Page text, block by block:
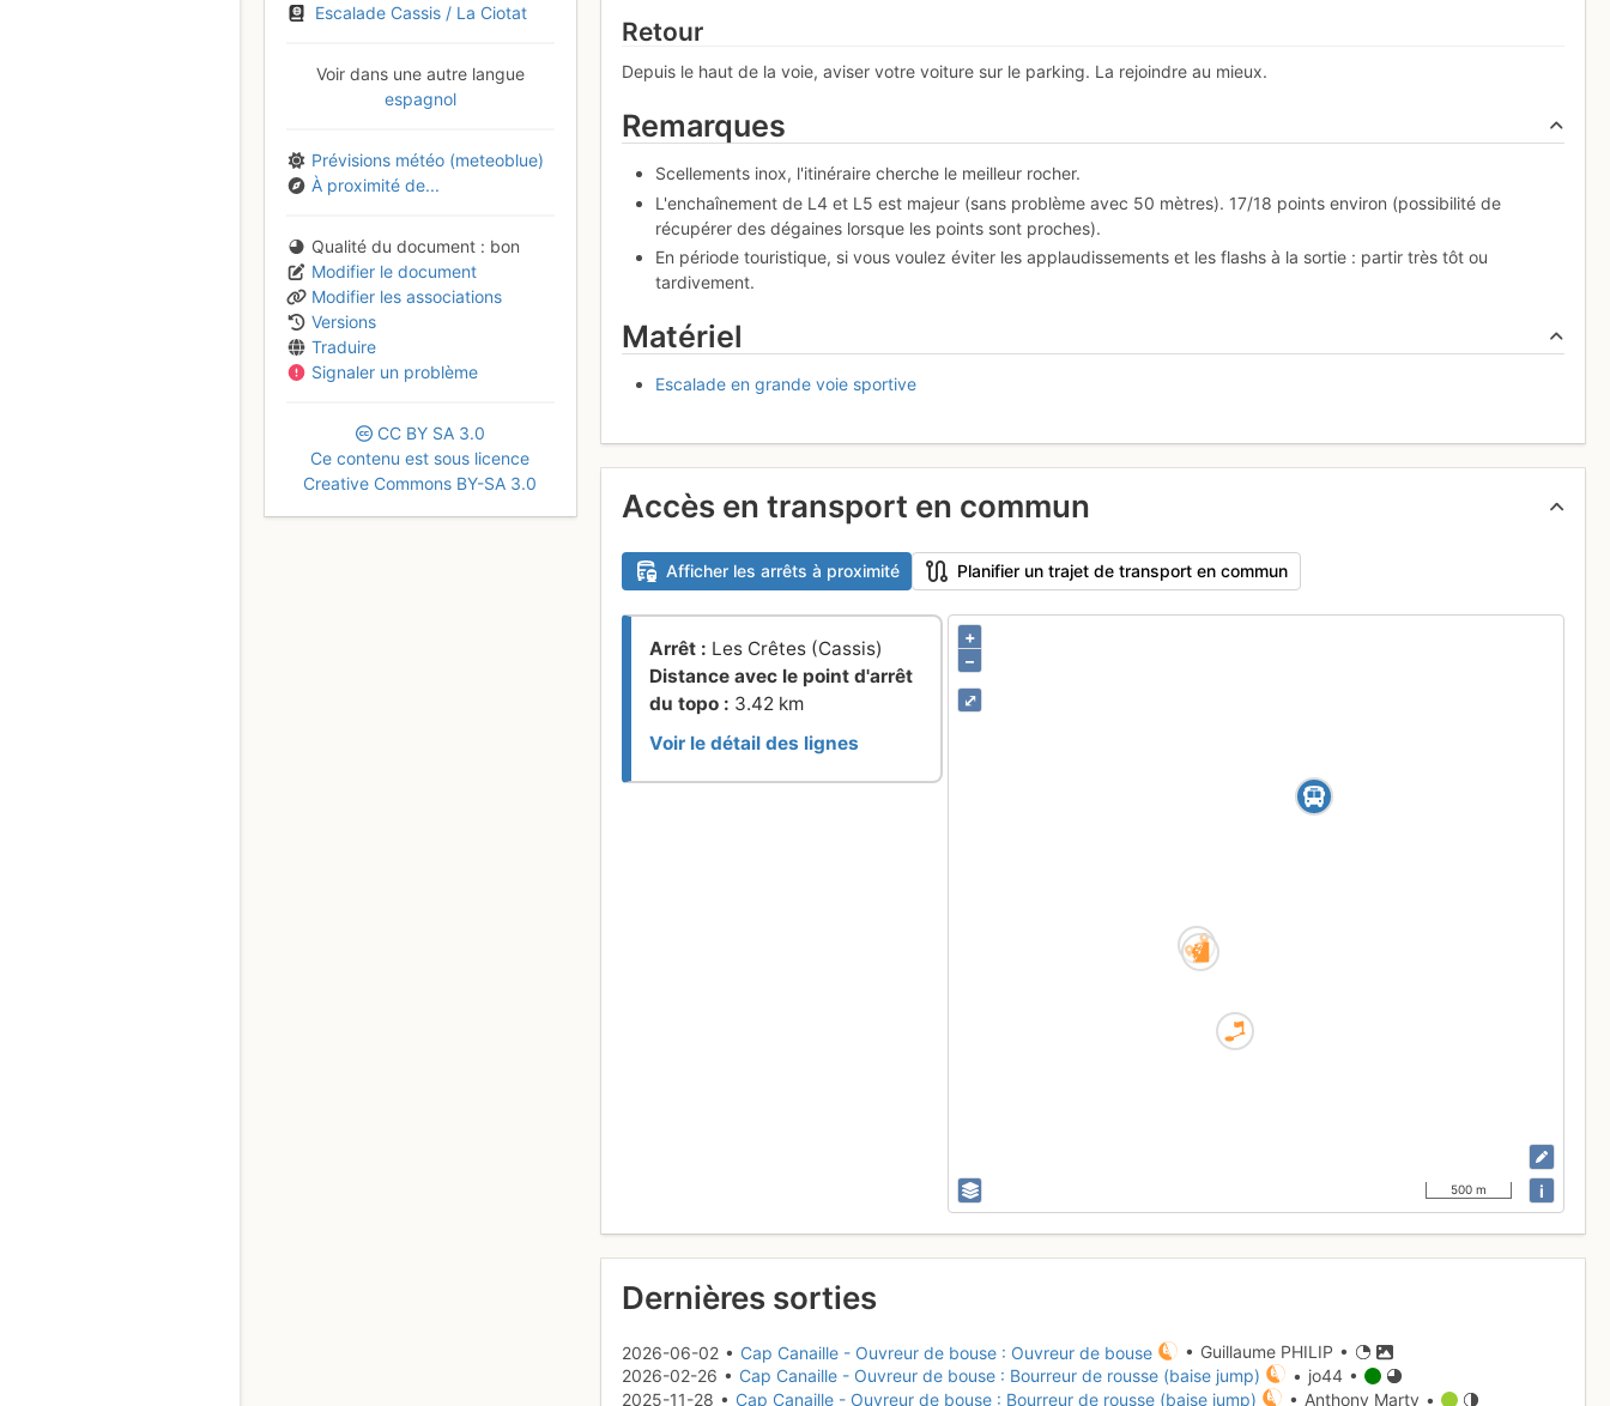
Escalade Cassis / La Ciotat
Voir dans une autre langue
espagnol
Prévisions météo (meteoblue)
À proximité de...
Qualité du document
bon
Modifier le document
Modifier les associations
Versions
Traduire
Signaler un problème
CC BY SA 3.0
Ce contenu est sous licence
Creative Commons BY-SA 3.0
Retour
Depuis le haut de la voie, aviser votre voiture sur le parking. La rejoindre au mieux.
Remarques
Scellements inox, l'itinéraire cherche le meilleur rocher.
L'enchaînement de L4 et L5 est majeur (sans problème avec 50 mètres). 17/18 points environ (possibilité de
récupérer des dégaines lorsque les points sont proches).
En période touristique, si vous voulez éviter les applaudissements et les flashs à la sortie : partir très tôt ou
tardivement.
Matériel
Escalade en grande voie sportive
Accès en transport en commun
Afficher les arrêts à proximité Planifier un trajet de transport en commun
Arrêt : Les Crêtes (Cassis)
Distance avec le point d'arrêt
du topo : 3.42 km
Voir le détail des lignes
⤢
+
–
500 m i
Dernières sorties
2026-06-02 • Cap Canaille - Ouvreur de bouse : Ouvreur de bouse
• Guillaume PHILIP •
2026-02-26 • Cap Canaille - Ouvreur de bouse : Bourreur de rousse (baise jump)
• jo44 •
2025-11-28 • Cap Canaille - Ouvreur de bouse : Bourreur de rousse (baise jump) • Anthony Marty •